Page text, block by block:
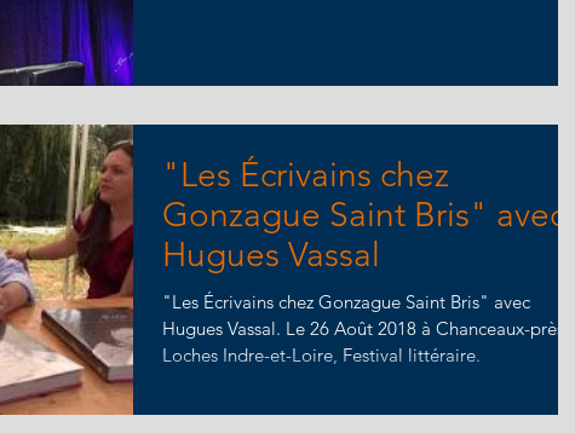
"Les Écrivains chez
Gonzague Saint Bris" avec
Hugues Vassal
"Les Écrivains chez Gonzague Saint Bris" avec
Hugues Vassal. Le 26 Août 2018 à Chanceaux-près-
Loches Indre-et-Loire, Festival littéraire.